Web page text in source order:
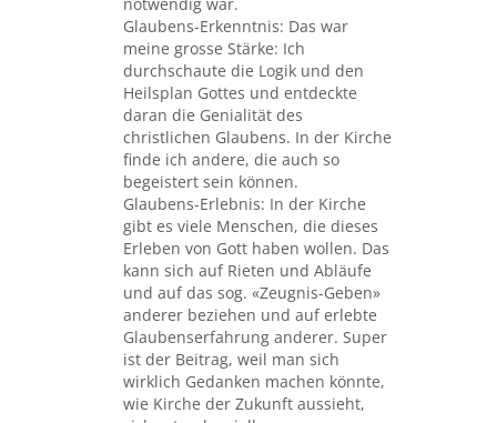
notwendig war.
Glaubens-Erkenntnis: Das war
meine grosse Stärke: Ich
durchschaute die Logik und den
Heilsplan Gottes und entdeckte
daran die Genialität des
christlichen Glaubens. In der Kirche
finde ich andere, die auch so
begeistert sein können.
Glaubens-Erlebnis: In der Kirche
gibt es viele Menschen, die dieses
Erleben von Gott haben wollen. Das
kann sich auf Rieten und Abläufe
und auf das sog. «Zeugnis-Geben»
anderer beziehen und auf erlebte
Glaubenserfahrung anderer. Super
ist der Beitrag, weil man sich
wirklich Gedanken machen könnte,
wie Kirche der Zukunft aussieht,